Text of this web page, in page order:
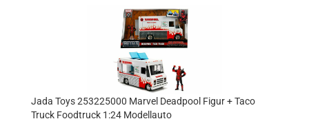
Jada Toys 253225000 Marvel Deadpool Figur + Taco
Truck Foodtruck 1:24 Modellauto